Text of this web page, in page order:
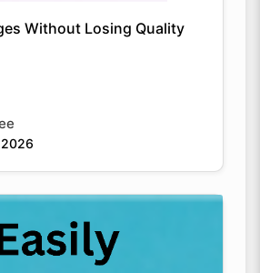
Without Losing Quality